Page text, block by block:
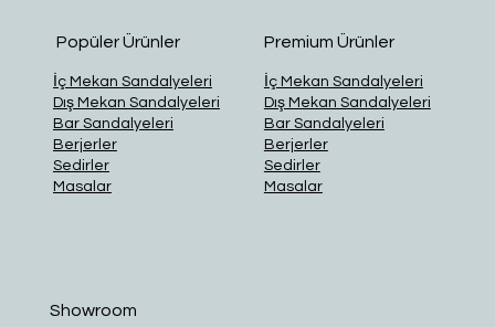
Showroom
Popüler Ürünler
İç Mekan Sandalyeleri
Dış Mekan Sandalyeleri
Bar Sandalyeleri
Berjerler
Sedirler
Masalar
Premium Ürünler
İç Mekan Sandalyeleri
Dış Mekan Sandalyeleri
Bar Sandalyeleri
Berjerler
Sedirler
Masalar